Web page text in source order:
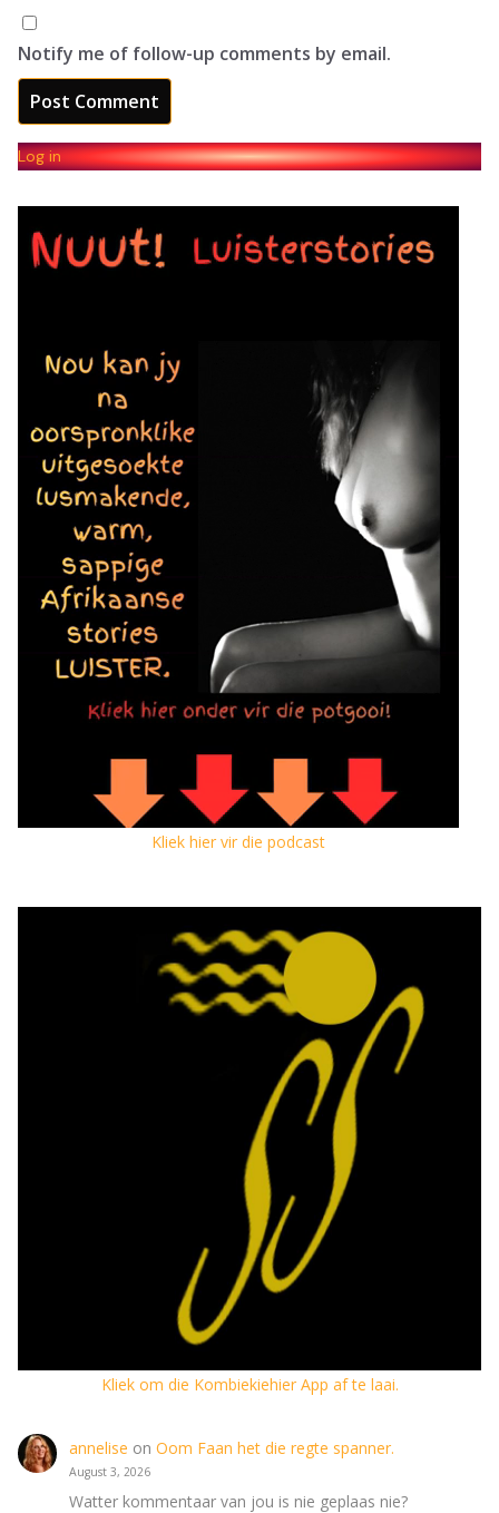
Notify me of follow-up comments by email.
Log in
Kliek hier vir die podcast
Kliek om die Kombiekiehier App af te laai.
annelise on Oom Faan het die regte spanner.
August 3, 2026
Watter kommentaar van jou is nie geplaas nie?